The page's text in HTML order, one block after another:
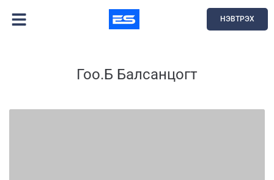
НЭВТРЭХ
Гоо.Б Балсанцогт